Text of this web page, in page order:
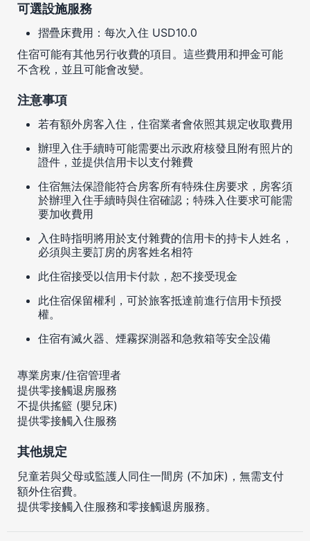
可選設施服務
摺疊床費用：每次入住 USD10.0
住宿可能有其他另行收費的項目。這些費用和押金可能
不含稅，並且可能會改變。
注意事項
若有額外房客入住，住宿業者會依照其規定收取費用
辦理入住手續時可能需要出示政府核發且附有照片的
證件，並提供信用卡以支付雜費
住宿無法保證能符合房客所有特殊住房要求，房客須
於辦理入住手續時與住宿確認；特殊入住要求可能需
要加收費用
入住時指明將用於支付雜費的信用卡的持卡人姓名，
必須與主要訂房的房客姓名相符
此住宿接受以信用卡付款，恕不接受現金
此住宿保留權利，可於旅客抵達前進行信用卡預授
權。
住宿有滅火器、煙霧探測器和急救箱等安全設備
專業房東/住宿管理者
提供零接觸退房服務
不提供搖籃 (嬰兒床)
提供零接觸入住服務
其他規定
兒童若與父母或監護人同住一間房 (不加床)，無需支付
額外住宿費。
提供零接觸入住服務和零接觸退房服務。